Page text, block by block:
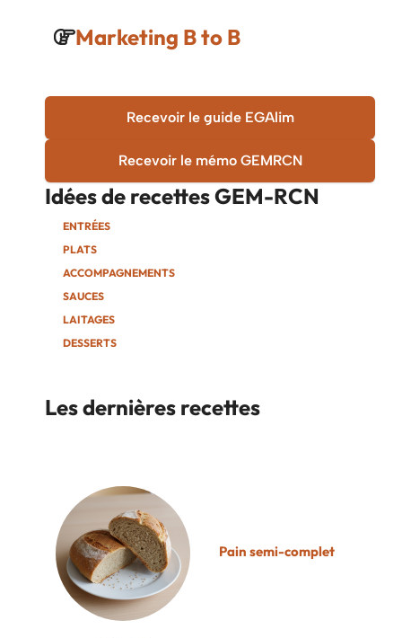
Marketing B to B
Recevoir le guide EGAlim
Recevoir le mémo GEMRCN
Idées de recettesGEM-RCN
ENTRÉES
PLATS
ACCOMPAGNEMENTS
SAUCES
LAITAGES
DESSERTS
Les dernières recettes
Pain semi-complet